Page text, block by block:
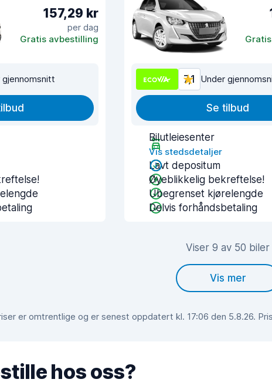
157,29 kr
per dag
Gratis avbestilling
gjennomsnitt 7,1 Under
Se tilbud
Bilutleiesenter
Vis stedsdetaljer
Lavt depositum
Øyeblikkelig bekreftelse!
Ubegrenset kjørelengde
Delvis forhåndsbetaling
Viser 9 av 50 biler
Vis mer
er omtrentlige og er senest oppdatert kl. 17:06 den 5.8.26.
hos oss?